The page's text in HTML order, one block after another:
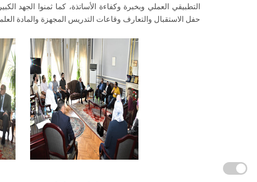
التطبيقي العملي وبخبرة وكفاءة الأساتذة، كما ثمنوا الجهد
حفل الاستقبال والتعارف وقاعات التدريس المجهزة والمادة